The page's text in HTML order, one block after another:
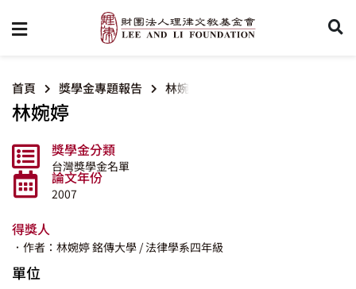
首頁 獎學金專題報告 林婉婷
林婉婷
獎學金分類
台灣獎學金名單
論文年份
2007
得獎人
．作者：林婉婷銘傳大學 / 法律學系四年級
單位